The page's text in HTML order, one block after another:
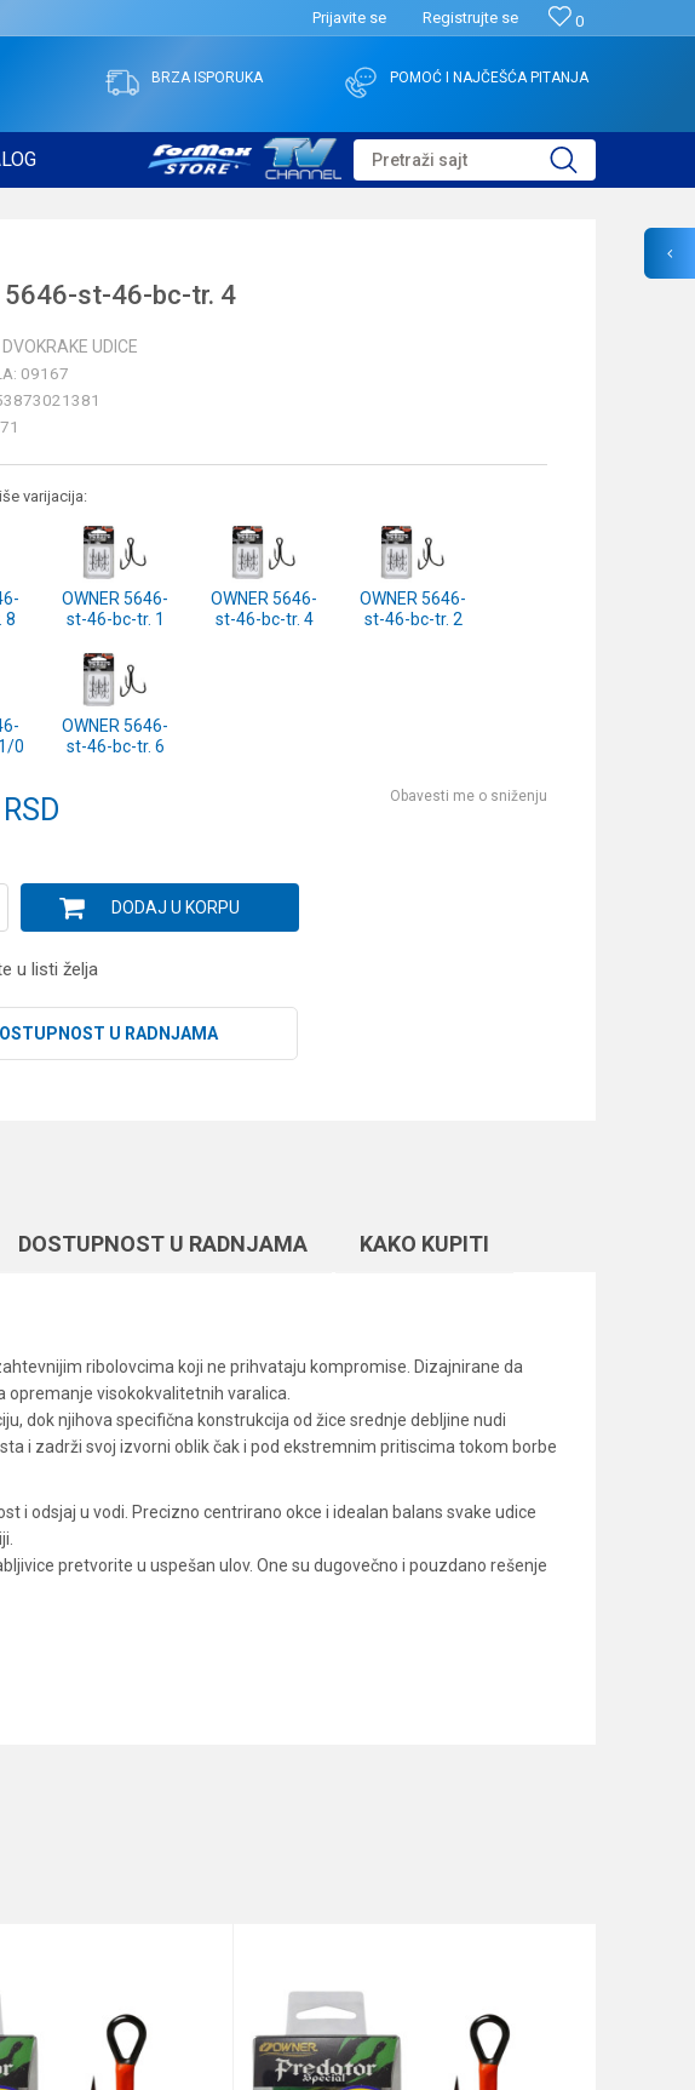
0
Prijavite se Registrujte se
BRZA ISPORUKA POMOĆ I NAJČEŠĆA PITANJA
Pretraži sajt
5646-st-46-bc-tr. 4
UDICE
09167
varijacija:
8
OWNER 5646-
st-46-bc-tr. 1
OWNER 5646-
st-46-bc-tr. 4
OWNER 5646-
st-46-bc-tr. 2
0
OWNER 5646-
st-46-bc-tr. 6
RSD Obavesti me o sniženju
DODAJ U KORPU
u listi želja
U RADNJAMA
DOSTUPNOST U RADNJAMA KAKO KUPITI
ribolovcima koji ne prihvataju kompromise. Dizajnirane da
visokokvalitetnih varalica.
dok njihova specifična konstrukcija od žice srednje debljine nudi
i zadrži svoj izvorni oblik čak i pod ekstremnim pritiscima tokom borbe
i odsjaj u vodi. Precizno centrirano okce i idealan balans svake udice
pretvorite u uspešan ulov. One su dugovečno i pouzdano rešenje